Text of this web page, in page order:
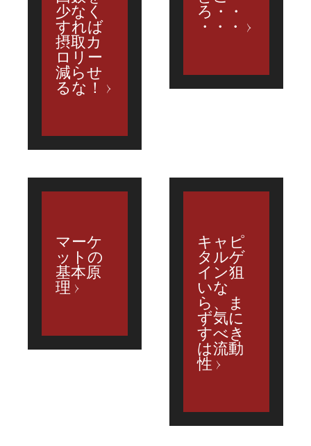
少なく
すれば
摂取カ
ロリー
減らせ
るな！
ろ・・
・・・
マーケ
ットの
基本原
理
キャピ
タルゲ
イン狙
いな
ら、ま
ず気に
すべき
は流動
性